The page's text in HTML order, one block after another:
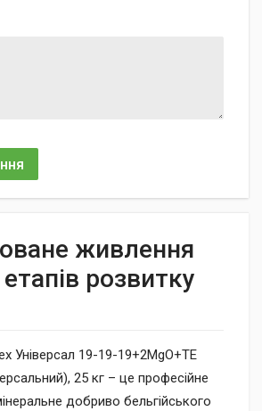
живлення
розвитку
Універсал 19-19-19+2MgO+TE
25 кг – це професійне
добриво бельгійського